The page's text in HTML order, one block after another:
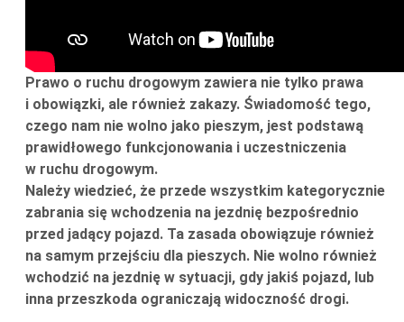
Prawo o ruchu drogowym zawiera nie tylko prawa
i obowiązki, ale również zakazy. Świadomość tego,
czego nam nie wolno jako pieszym, jest podstawą
prawidłowego funkcjonowania i uczestniczenia
w ruchu drogowym.
Należy wiedzieć, że przede wszystkim kategorycznie
zabrania się wchodzenia na jezdnię bezpośrednio
przed jadący pojazd. Ta zasada obowiązuje również
na samym przejściu dla pieszych. Nie wolno również
wchodzić na jezdnię w sytuacji, gdy jakiś pojazd, lub
inna przeszkoda ograniczają widoczność drogi.